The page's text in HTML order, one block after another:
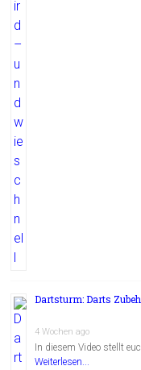
Dartsturm: Darts
4 Wochen ago
In diesem Video stellt
Weiterlesen...